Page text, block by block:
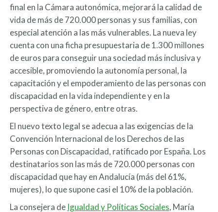
final en la Cámara autonómica, mejorará la calidad de
vida de más de 720.000 personas y sus familias, con
especial atención a las más vulnerables. La nueva ley
cuenta con una ficha presupuestaria de 1.300 millones
de euros para conseguir una sociedad más inclusiva y
accesible, promoviendo la autonomía personal, la
capacitación y el empoderamiento de las personas con
discapacidad en la vida independiente y en la
perspectiva de género, entre otras.
El nuevo texto legal se adecua a las exigencias de la
Convención Internacional de los Derechos de las
Personas con Discapacidad, ratificado por España. Los
destinatarios son las más de 720.000 personas con
discapacidad que hay en Andalucía (más del 61%,
mujeres), lo que supone casi el 10% de la población.
La consejera de Igualdad y Políticas Sociales, María